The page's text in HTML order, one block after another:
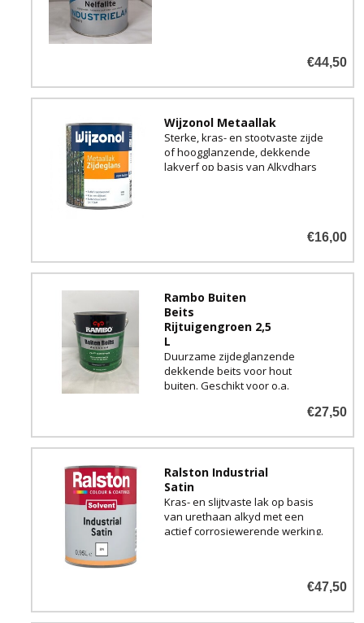
€44,50
Wijzonol Metaallak
Sterke, kras- en stootvaste zijde
of hoogglanzende, dekkende
lakverf op basis van Alkydhars
€16,00
Rambo Buiten
Beits
Rijtuigengroen 2,5
L
Duurzame zijdeglanzende
dekkende beits voor hout
buiten. Geschikt voor o.a.
Verkrijgbaar in de kleur
Rijtuigengroen 1127
€27,50
Ralston Industrial
Satin
Kras- en slijtvaste lak op basis
van urethaan alkyd met een
actief corrosiewerende werking.
€47,50